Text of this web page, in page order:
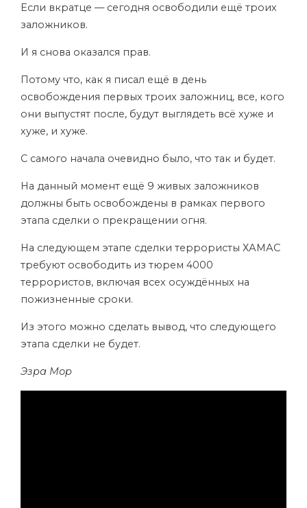
Если вкратце — сегодня освободили ещё троих
заложников.
И я снова оказался прав.
Потому что, как я писал ещё в день
освобождения первых троих заложниц, все, кого
они выпустят после, будут выглядеть всё хуже и
хуже, и хуже.
С самого начала очевидно было, что так и будет.
На данный момент ещё 9 живых заложников
должны быть освобождены в рамках первого
этапа сделки о прекращении огня.
На следующем этапе сделки террористы ХАМАС
требуют освободить из тюрем 4000
террористов, включая всех осуждённых на
пожизненные сроки.
Из этого можно сделать вывод, что следующего
этапа сделки не будет.
Эзра Мор